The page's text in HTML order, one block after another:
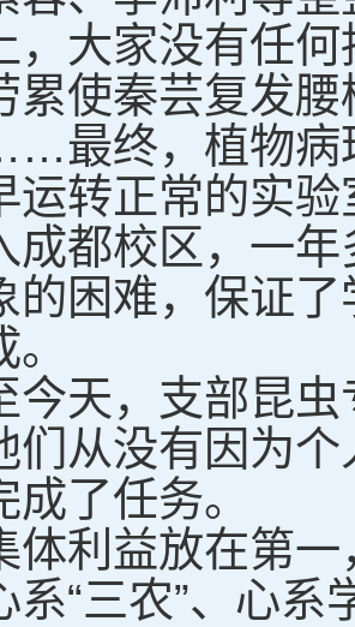
，大家没有任
累使秦芸复发
最终，植物病
运转正常的实验
校区，一年
的困难，保证
，支部昆虫
们从没有因为
了任务。
益放在第一
系“三农”、心